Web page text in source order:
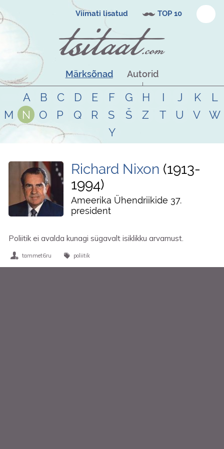
Viimati lisatud TOP 10
Märksõnad Autorid
A B C D E F G H I J K
L
M
N O P Q R S Š Z T U V
W
Y
Richard Nixon 1913-
1994
Ameerika Ühendriikide 37.
president
Poliitik ei avalda kunagi sügavalt isiklikku arvamust.
tammet6ru poliitik